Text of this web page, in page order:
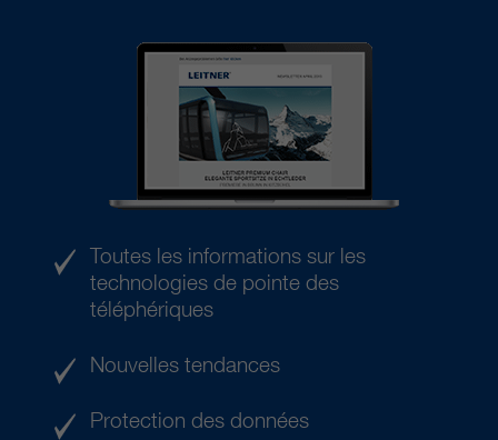
Toutes les informations sur les
technologies de pointe des
téléphériques
Nouvelles tendances
Protection des données